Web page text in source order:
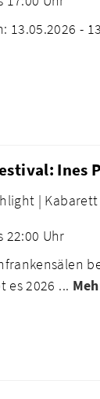
13.05.2026 -
Ines
| Kabarett
22:00 Uhr
es 2026 ...